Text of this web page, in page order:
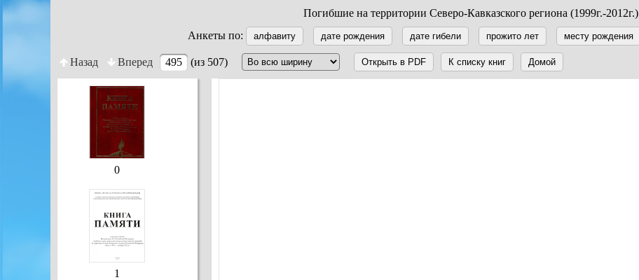
Погибшие на территории Северо-Кавказского региона (1999г.-2012г.)
Анкеты по:
алфавиту дате рождения дате гибели прожито лет месту рождения
Назад Вперед 495 (из 507) Открыть в PDF К списку книг Домой
0
1